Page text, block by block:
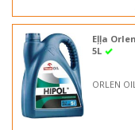
Eļļa
5L
ORLEN